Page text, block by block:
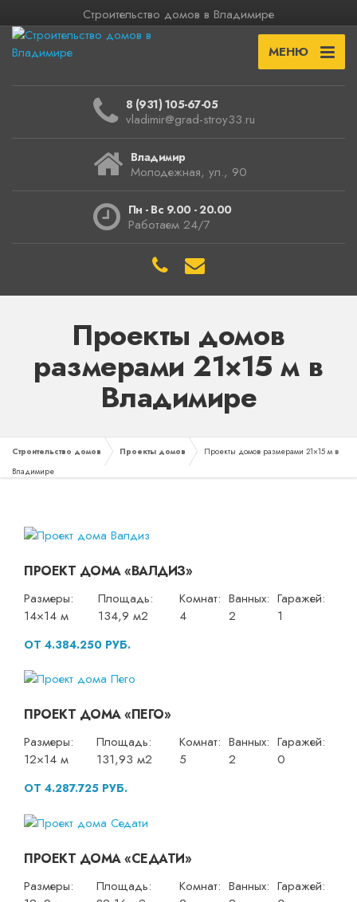
Строительство домов в Владимире
МЕНЮ
8 (931) 105-67-05
vladimir@grad-stroy33.ru
Владимир
Молодежная, ул., 90
Пн - Вс 9.00 - 20.00
Работаем 24/7
Проекты домов
размерами 21×15 м в
Владимире
Строительство домов Проекты домов
Проекты домов размерами 21×15 м в
Владимире
ПРОЕКТ ДОМА «ВАЛДИЗ»
Размеры:
14×14 м
Площадь:
134,9 м2
Комнат:
4
Ванных:
2
Гаражей:
1
ОТ 4.384.250 РУБ.
ПРОЕКТ ДОМА «ПЕГО»
Размеры:
12×14 м
Площадь:
131,93 м2
Комнат:
5
Ванных:
2
Гаражей:
0
ОТ 4.287.725 РУБ.
ПРОЕКТ ДОМА «СЕДАТИ»
Размеры:
Площадь:
Комнат: Ванных: Гаражей: